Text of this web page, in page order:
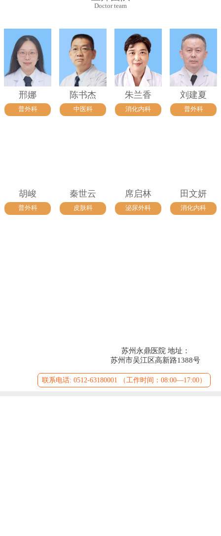
Doctor team
邢娜
普外科
陈书杰
中医科
朱兰香
消化内科
刘建夏
普外科
胡峻
普外科
秦世云
皮肤科
席启林
泌尿外科
田文妍
消化内科
苏州永鼎医院 地址：
苏州市吴江区高新路1388号
联系电话: 0512-63180001 （工作时间：08:00—17:00）